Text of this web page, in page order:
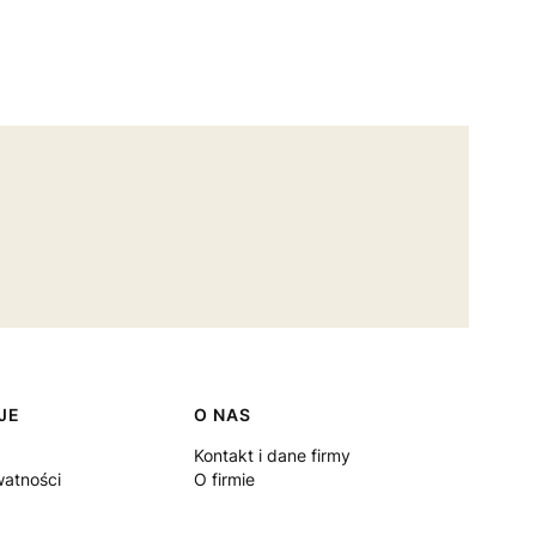
O NAS
Kontakt i dane firmy
O firmie